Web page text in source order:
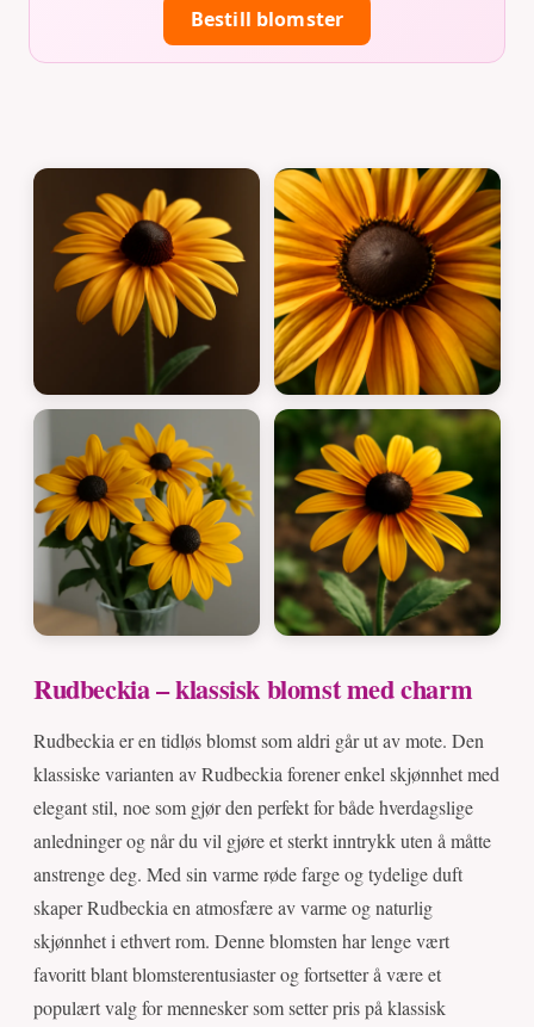
Bestill blomster
Rudbeckia – klassisk blomst med charm
Rudbeckia er en tidløs blomst som aldri går ut av mote. Den
klassiske varianten av Rudbeckia forener enkel skjønnhet med
elegant stil, noe som gjør den perfekt for både hverdagslige
anledninger og når du vil gjøre et sterkt inntrykk uten å måtte
anstrenge deg. Med sin varme røde farge og tydelige duft
skaper Rudbeckia en atmosfære av varme og naturlig
skjønnhet i ethvert rom. Denne blomsten har lenge vært
favoritt blant blomsterentusiaster og fortsetter å være et
populært valg for mennesker som setter pris på klassisk